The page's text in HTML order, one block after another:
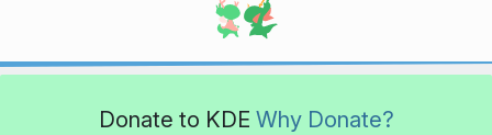
Donate to KDE Why Donate?